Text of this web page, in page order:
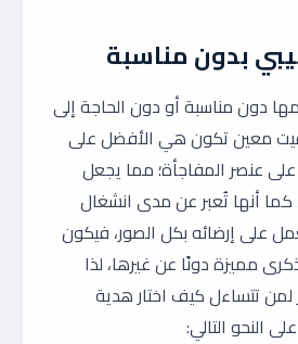
بدون مناسبة
دون مناسبة أو دون الحاجة إلى
معين تكون هي الأفضل على
على عنصر المفاجأة؛ مما يجعل
كما أنها تُعبر عن مدى انشغال
على إرضائه بكل الصور، فيكون
مميزة دونًا عن غيرها، لذا
لمن تتساءل كيف اختار هدية
النحو التالي: